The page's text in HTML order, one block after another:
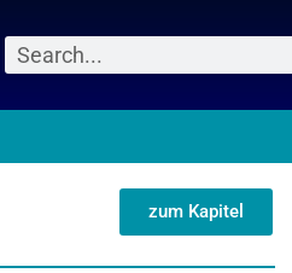
Suche
zum Kapitel